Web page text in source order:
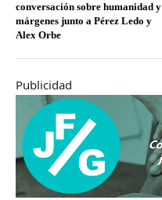
conversación sobre humanidad y
márgenes junto a Pérez Ledo y
Alex Orbe
Publicidad